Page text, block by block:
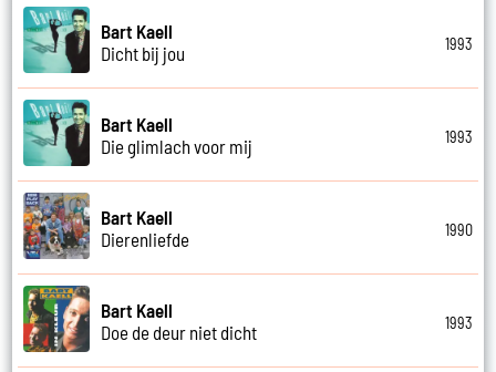
Bart Kaell
Dicht bij jou
1993
Bart Kaell
Die glimlach voor mij
1993
Bart Kaell
Dierenliefde
1990
Bart Kaell
Doe de deur niet dicht
1993